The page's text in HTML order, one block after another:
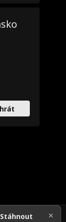
Stáhnout